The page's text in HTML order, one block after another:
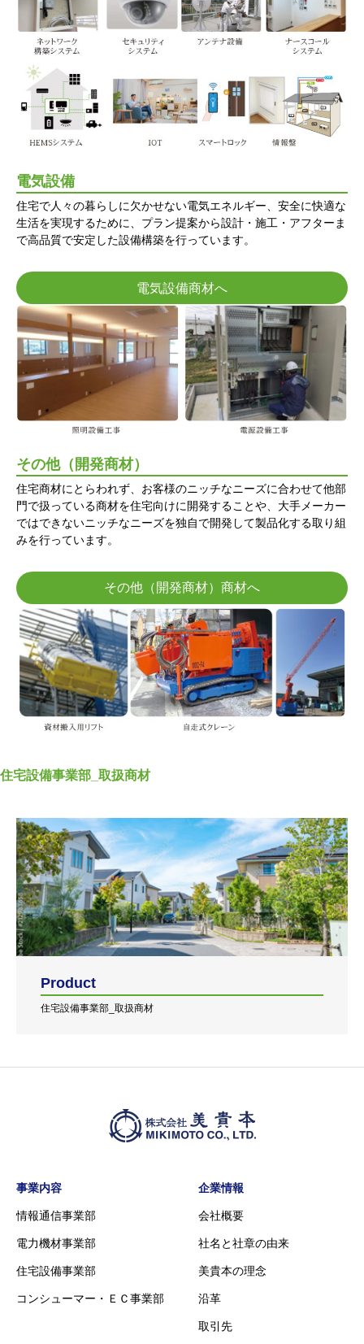
電気設備
住宅で人々の暮らしに欠かせない電気エネルギー、安全に快適な
生活を実現するために、プラン提案から設計・施工・アフターま
で高品質で安定した設備構築を行っています。
電気設備商材へ
その他（開発商材）
住宅商材にとらわれず、お客様のニッチなニーズに合わせて他部
門で扱っている商材を住宅向けに開発することや、大手メーカー
ではできないニッチなニーズを独自で開発して製品化する取り組
みを行っています。
その他（開発商材）商材へ
住宅設備事業部_取扱商材
Product
住宅設備事業部_取扱商材
事業内容
情報通信事業部
電力機材事業部
住宅設備事業部
コンシューマー・ＥＣ事業部
企業情報
会社概要
社名と社章の由来
美貴本の理念
沿革
取引先